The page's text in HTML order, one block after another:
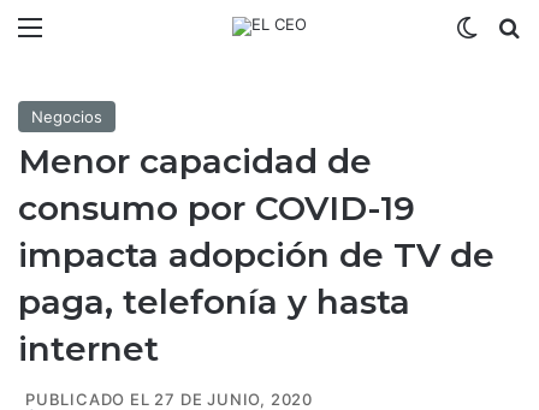
Negocios
Menor capacidad de
consumo por COVID-19
impacta adopción de TV de
paga, telefonía y hasta
internet
PUBLICADO EL 27 DE JUNIO, 2020